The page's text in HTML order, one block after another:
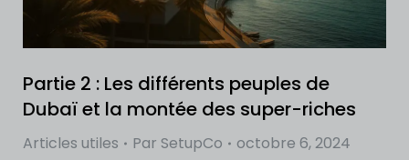
Partie 2 : Les différents peuples de
Dubaï et la montée des super-riches
Articles utiles Par SetupCo
octobre 6, 2024